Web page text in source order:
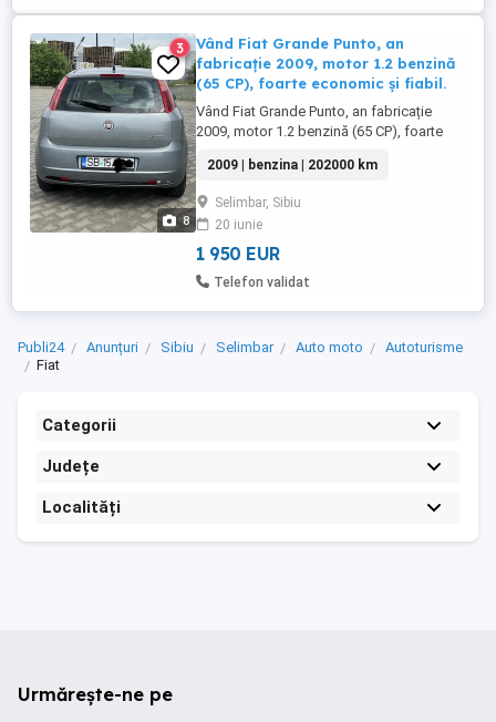
8
3
Vând Fiat Grande Punto, an
fabricație 2009, motor 1.2 benzină
(65 CP), foarte economic și fiabil.
Vând Fiat Grande Punto, an fabricație
2009, motor 1.2 benzină (65 CP), foarte
schimbat Aer condiționat funcțional
Servodirecție cu funcție CITY Anvelope de
iarnă noi Acte valabile Interior curat și
întreținut Motor și cutie funcționează
foarte ...
2009 | benzina | 202000 km
Selimbar, Sibiu
20 iunie
1 950 EUR
Telefon validat
Publi24 Anunțuri Sibiu Selimbar Auto moto
Autoturisme
Fiat
Categorii
Județe
Localități
Urmărește-ne pe